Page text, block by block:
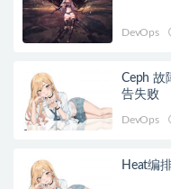
DevOps
Ceph 故
告失败
DevOps
Heat编